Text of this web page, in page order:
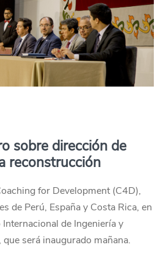
sobre dirección de
reconstrucción
for Development (C4D),
de Perú, España y Costa Rica, en
de Ingeniería y
será inaugurado mañana.